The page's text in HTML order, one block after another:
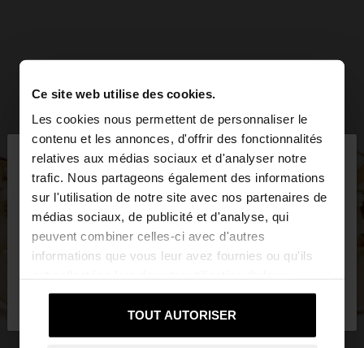
Ce site web utilise des cookies.
Les cookies nous permettent de personnaliser le
contenu et les annonces, d'offrir des fonctionnalités
relatives aux médias sociaux et d'analyser notre
trafic. Nous partageons également des informations
sur l'utilisation de notre site avec nos partenaires de
médias sociaux, de publicité et d'analyse, qui
peuvent combiner celles-ci avec d'autres
informations que vous leur avez fournies ou qu'ils
services.
TOUT AUTORISER
bonjour ×
Vous accédez au site depuis Suisse. Voulez-vous
parcourir notre site au United States?